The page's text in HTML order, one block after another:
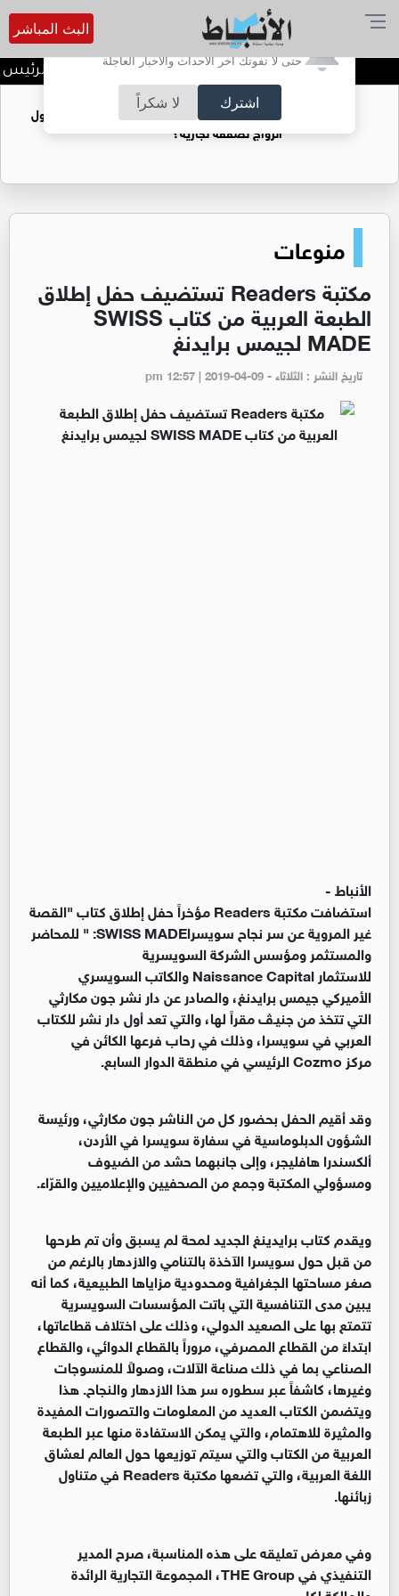
أترغب في تفعيل الإشعارات؟
حتى لا تفوتك آخر الأحداث والأخبار العاجلة
اشترك لا شكراً
البث المباشر
الأميرة آية بنت فيصل نائباً لرئيس
فتيات يستغللنه لتحقيق مكاسب مادية.. هل تحول
الزواج لصفقة تجارية؟
منوعات
مكتبة Readers تستضيف حفل إطلاق
الطبعة العربية من كتاب SWISS
MADE لجيمس برايدنغ
تاريخ النشر : الثلاثاء - pm 12:57 | 2019-04-09
الأنباط -
استضافت مكتبة Readers مؤخراً حفل إطلاق كتاب "القصة
غير المروية عن سر نجاح سويسراSWISS MADE: " للمحاضر
والمستثمر ومؤسس الشركة السويسرية
للاستثمار Naissance Capital والكاتب السويسري
الأميركي جيمس برايدنغ، والصادر عن دار نشر جون مكارثي
التي تتخذ من جنيـﭪ مقراً لها، والتي تعد أول دار نشر للكتاب
العربي في سويسرا، وذلك في رحاب فرعها الكائن في
مركز Cozmo الرئيسي في منطقة الدوار السابع.
وقد أقيم الحفل بحضور كل من الناشر جون مكارثي، ورئيسة
الشؤون الدبلوماسية في سفارة سويسرا في الأردن،
ألكسندرا هافليجر، وإلى جانبهما حشد من الضيوف
ومسؤولي المكتبة وجمع من الصحفيين والإعلاميين والقرّاء.
ويقدم كتاب برايدينغ الجديد لمحة لم يسبق وأن تم طرحها
من قبل حول سويسرا الآخذة بالتنامي والازدهار بالرغم من
صغر مساحتها الجغرافية ومحدودية مزاياها الطبيعية، كما أنه
يبين مدى التنافسية التي باتت المؤسسات السويسرية
تتمتع بها على الصعيد الدولي، وذلك على اختلاف قطاعاتها،
ابتداءً من القطاع المصرفي، مروراً بالقطاع الدوائي، والقطاع
الصناعي بما في ذلك صناعة الآلات، وصولاً للمنسوجات
وغيرها، كاشفاً عبر سطوره سر هذا الازدهار والنجاح. هذا
ويتضمن الكتاب العديد من المعلومات والتصورات المفيدة
والمثيرة للاهتمام، والتي يمكن الاستفادة منها عبر الطبعة
العربية من الكتاب والتي سيتم توزيعها حول العالم لعشاق
اللغة العربية، والتي تضعها مكتبة Readers في متناول
زبائنها.
وفي معرض تعليقه على هذه المناسبة، صرح المدير
التنفيذي في THE Group، المجموعة التجارية الرائدة